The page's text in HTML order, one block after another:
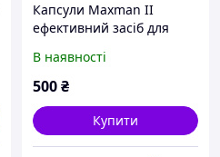
Капсули Maxman II
ефективний засіб для
В наявності
500₴
Купити